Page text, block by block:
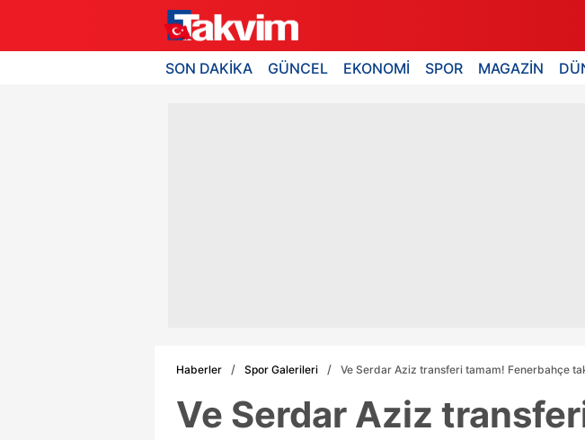
SON DAKİKA GÜNCEL EKONOMİ SPOR MAGAZİN
Haberler Spor Galerileri Ve Serdar Aziz transferi tamam! Fenerbahçe
Ve Serdar Aziz